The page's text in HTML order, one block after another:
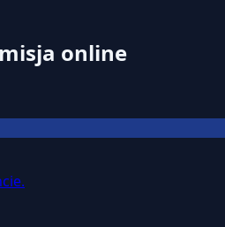
online